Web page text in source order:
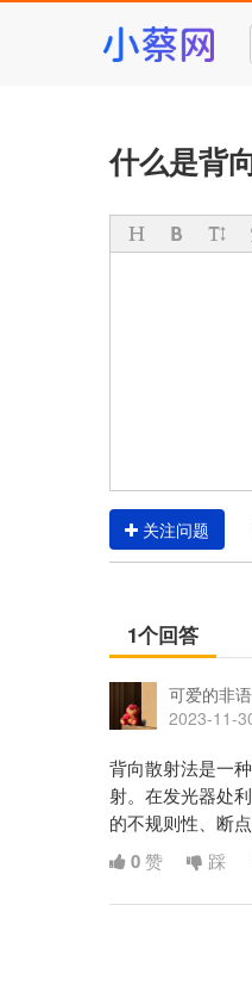
什么是背
关注问题
1个回答
可爱的非语
2023-11-
背向散射法是一
射。在发光器处
的不规则性、断
0 赞 踩